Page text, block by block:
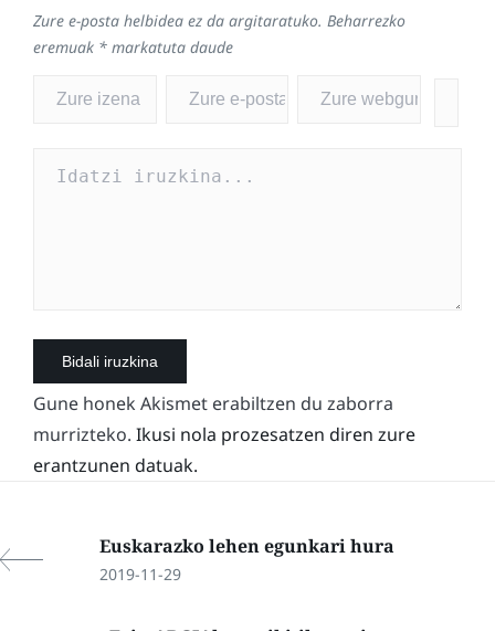
Zure e-posta helbidea ez da argitaratuko. Beharrezko
eremuak * markatuta daude
Gune honek Akismet erabiltzen du zaborra
murrizteko. Ikusi nola prozesatzen diren zure
erantzunen datuak.
Euskarazko lehen egunkari hura
2019-11-29